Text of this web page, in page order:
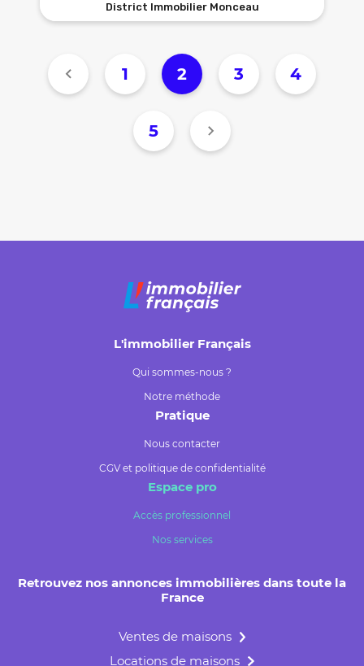
District Immobilier Monceau
1 2 3 4
5
L'immobilier Français
Qui sommes-nous ?
Notre méthode
Pratique
Nous contacter
CGV et politique de confidentialité
Espace pro
Accès professionnel
Nos services
Retrouvez nos annonces immobilières dans toute la
France
Ventes de maisons
Locations de maisons